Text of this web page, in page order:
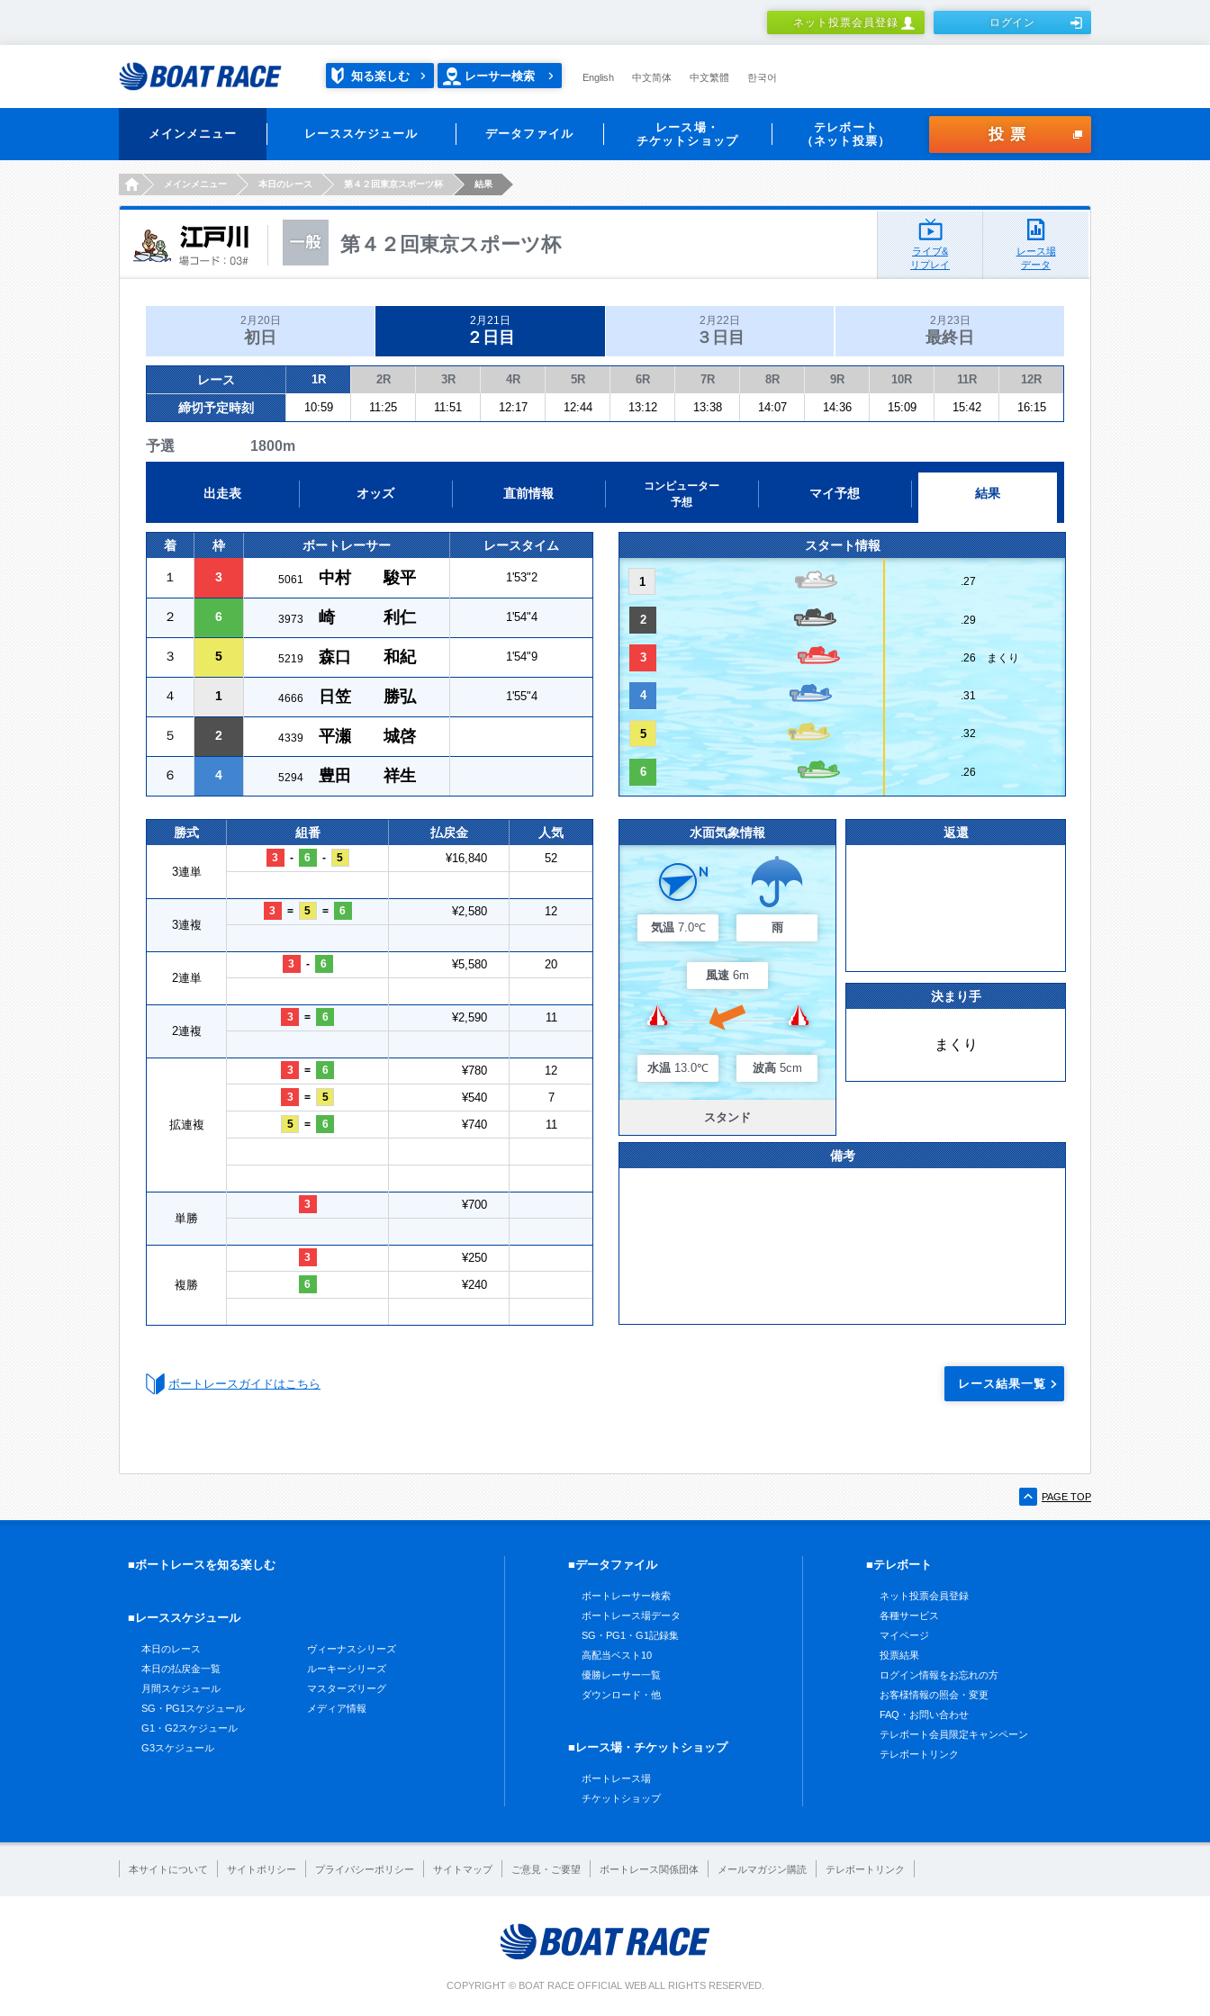
ネット投票会員登録 ログイン
知る楽しむ レーサー検索 English 中文简体 中文繁體 한국어
メインメニュー レーススケジュール データファイル
レース場・
チケットショップ
テレボート
（ネット投票）
投票
HOMEメインメニュー 本日のレース 第４２回東京スポーツ杯 結果
第４２回東京スポーツ杯
ライブ&
リプレイ
レース場
データ
2月20日
初日
2月21日
２日目
2月22日
３日目
2月23日
最終日
レース 1R 2R 3R 4R 5R 6R 7R 8R 9R 10R 11R 12R
締切予定時刻 10:59 11:25 11:51 12:17 12:44 13:12 13:38 14:07 14:36 15:09 15:42 16:15
予選 1800m
出走表 オッズ 直前情報
コンピューター
予想
マイ予想 結果
着 枠 ボートレーサー レースタイム
１ 3 5061 中村 駿平 1'53"2
２ 6 3973 崎 利仁 1'54"4
３ 5 5219 森口 和紀 1'54"9
４ 1 4666 日笠 勝弘 1'55"4
５ 2 4339 平瀬 城啓
６ 4 5294 豊田 祥生
スタート情報
1 .27
2 .29
3 .26 まくり
4 .31
5 .32
6 .26
勝式 組番 払戻金 人気
3連単
3 - 6 - 5 ¥16,840 52
3連複
3 = 5 = 6 ¥2,580 12
2連単
3 - 6 ¥5,580 20
2連複
3 = 6 ¥2,590 11
拡連複
3 = 6 ¥780 12
3 = 5 ¥540 7
5 = 6 ¥740 11
単勝
3 ¥700
複勝
3 ¥250
6 ¥240
水面気象情報
気温 7.0℃ 雨
風速 6m
水温 13.0℃ 波高 5cm
スタンド
返還
決まり手
まくり
備考
ボートレースガイドはこちら レース結果一覧
PAGE TOP
■ボートレースを知る楽しむ
■レーススケジュール
本日のレース
本日の払戻金一覧
月間スケジュール
SG・PG1スケジュール
G1・G2スケジュール
G3スケジュール
ヴィーナスシリーズ
ルーキーシリーズ
マスターズリーグ
メディア情報
■データファイル
ボートレーサー検索
ボートレース場データ
SG・PG1・G1記録集
高配当ベスト10
優勝レーサー一覧
ダウンロード・他
■レース場・チケットショップ
ボートレース場
チケットショップ
■テレボート
ネット投票会員登録
各種サービス
マイページ
投票結果
ログイン情報をお忘れの方
お客様情報の照会・変更
FAQ・お問い合わせ
テレボート会員限定キャンペーン
テレボートリンク
本サイトについて サイトポリシー プライバシーポリシー サイトマップ ご意見・ご要望 ボートレース関係団体 メールマガジン購読 テレボートリンク
COPYRIGHT © BOAT RACE OFFICIAL WEB ALL RIGHTS RESERVED.